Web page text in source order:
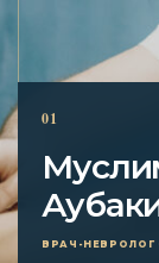
01
ВРАЧ-НЕВРОЛОГ